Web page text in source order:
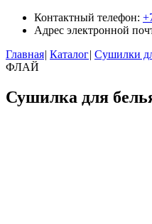
Контактный телефон:
Адрес электронной
Главная| Каталог| Сушилки
ФЛАЙ
Сушилка для